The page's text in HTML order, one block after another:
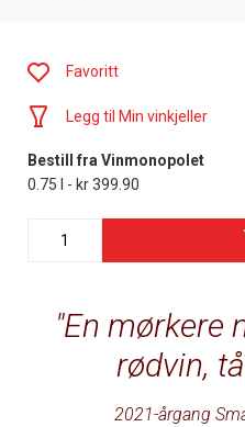
En mørkere
rødvin,
2021-årgang
Favoritt
Legg til Min vinkjeller
Bestill fra Vinmonopolet
0.75 l - kr 399.90